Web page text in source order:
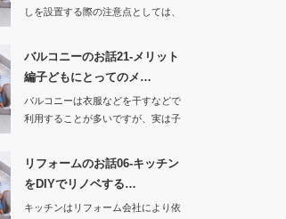
しを設置する際の注意点としては、
バルコニーのお話21-メリット
編子どもにとってのメ…
バルコニーは衣服などを干すなどで
利用することが多いですが、実は子
リフォームのお話06-キッチン
をDIYでリノベする…
キッチンはリフォーム会社により依